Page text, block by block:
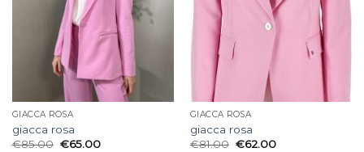
GIACCA ROSA
giacca rosa
€85.00 €65.00
GIACCA ROSA
giacca rosa
€81.00 €62.00